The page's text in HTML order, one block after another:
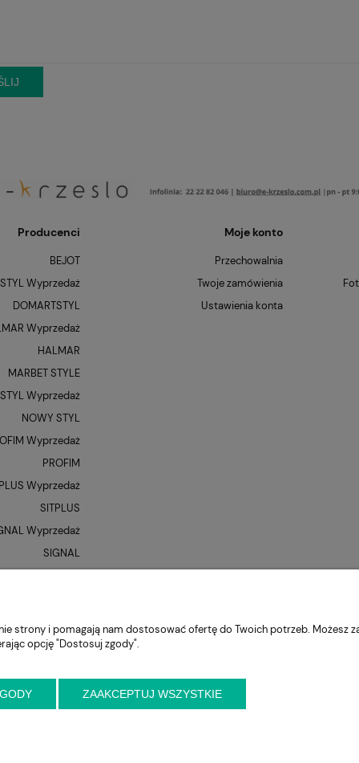
Producenci
BEJOT
Wyprzedaż
DOMARTSTYL
Wyprzedaż
HALMAR
MARBET STYLE
Wyprzedaż
NOWY STYL
Wyprzedaż
PROFIM
Wyprzedaż
SITPLUS
Wyprzedaż
SIGNAL
Moje konto
Przechowalnia
Twoje zamówienia
Ustawienia konta
kontakt przed wizytą ul. Cynamonowa 2,
krzeslo.com.pl
strony i pomagają nam dostosować ofertę do Twoich potrzeb.
opcję "Dostosuj zgody".
ZAAKCEPTUJ WSZYSTKIE